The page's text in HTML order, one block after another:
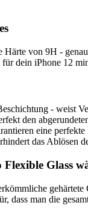
Härte von 9H -
dein iPhone 12
- weist
den
eine
das Ablösen
Glass
dass man die